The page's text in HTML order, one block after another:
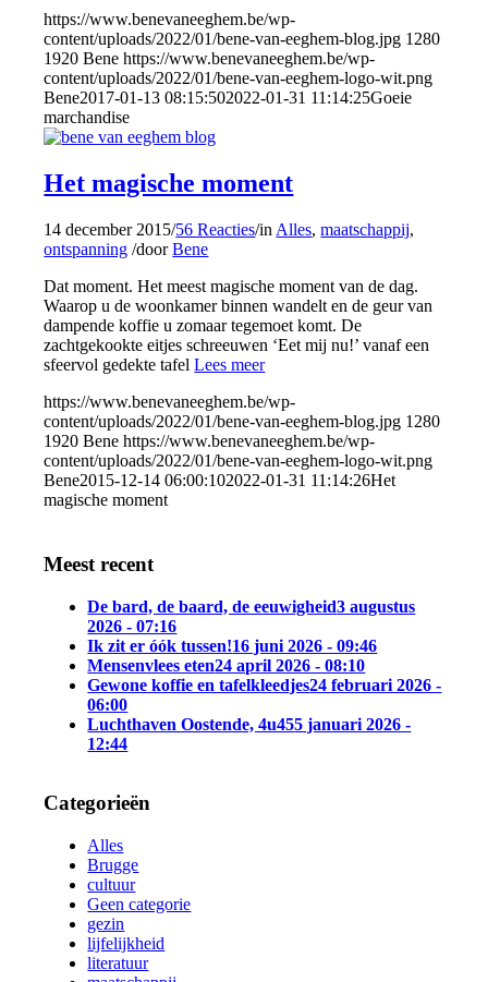
https://www.benevaneeghem.be/wp-
content/uploads/2022/01/bene-van-eeghem-blog.jpg 1280
1920 Bene https://www.benevaneeghem.be/wp-
content/uploads/2022/01/bene-van-eeghem-logo-wit.png
Bene2017-01-13 08:15:502022-01-31 11:14:25Goeie
marchandise
Het magische moment
14 december 2015/56 Reacties/in Alles,maatschappij,
ontspanning /doorBene
Dat moment. Het meest magische moment van de dag.
Waarop u de woonkamer binnen wandelt en de geur van
dampende koffie u zomaar tegemoet komt. De
zachtgekookte eitjes schreeuwen ‘Eet mij nu!’ vanaf een
sfeervol gedekte tafelLees meer
https://www.benevaneeghem.be/wp-
content/uploads/2022/01/bene-van-eeghem-blog.jpg 1280
1920 Bene https://www.benevaneeghem.be/wp-
content/uploads/2022/01/bene-van-eeghem-logo-wit.png
Bene2015-12-14 06:00:102022-01-31 11:14:26Het
magische moment
Meest recent
De bard, de baard, de eeuwigheid3 augustus
2026 - 07:16
Ik zit er óók tussen!16 juni 2026 - 09:46
Mensenvlees eten24 april 2026 - 08:10
Gewone koffie en tafelkleedjes24 februari 2026 -
06:00
Luchthaven Oostende, 4u455 januari 2026 -
12:44
Categorieën
Alles
Brugge
cultuur
Geen categorie
gezin
lijfelijkheid
literatuur